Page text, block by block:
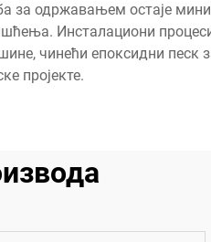
за одржавањем остаје
Инсталациони
чинећи епоксидни
пројекте.